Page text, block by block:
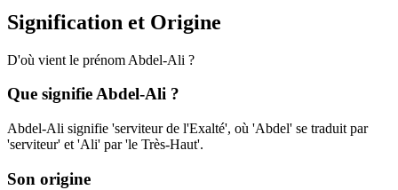
Signification et Origine
D'où vient le prénom Abdel-Ali ?
Que signifieAbdel-Ali ?
Abdel-Ali signifie 'serviteur de l'Exalté', où 'Abdel' se traduit par
'serviteur' et 'Ali' par 'le Très-Haut'.
Son origine